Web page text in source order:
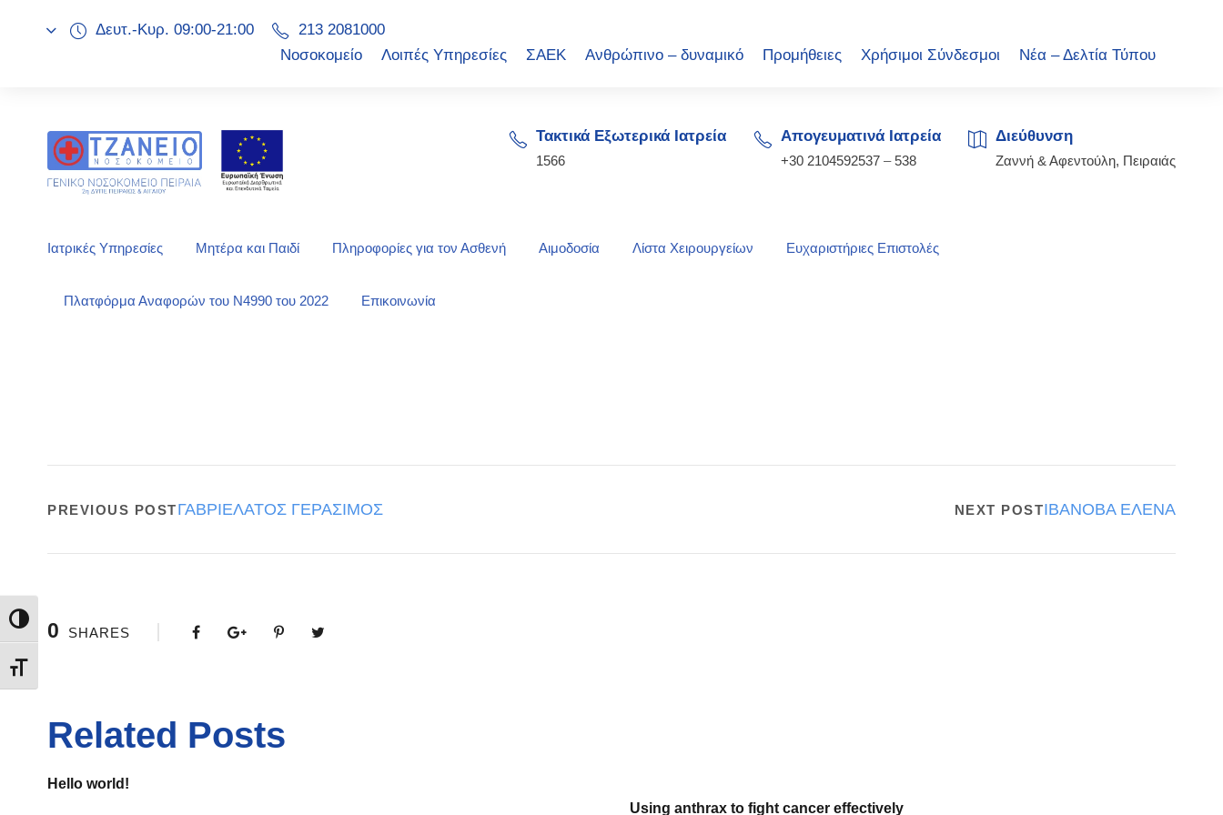
Εναλλαγή Υψηλής Αντίθεσης
Εναλλαγή Μεγέθους Γραμμάτων
Δευτ.-Κυρ. 09:00-21:00
213 2081000
Νοσοκομείο
Λοιπές Υπηρεσίες ΣΑΕΚ Ανθρώπινο – δυναμικό Προμήθειες Χρήσιμοι Σύνδεσμοι Νέα – Δελτία Τύπου
Τακτικά Εξωτερικά Ιατρεία
1566
Απογευματινά Ιατρεία
+30 2104592537 –538
Διεύθυνση
Ζαννή & Αφεντούλη, Πειραιάς
Ιατρικές Υπηρεσίες Μητέρα και Παιδί Πληροφορίες για τον Ασθενή Αιμοδοσία Λίστα Χειρουργείων Ευχαριστήριες Επιστολές
Πλατφόρμα Αναφορών του Ν4990 του 2022 Επικοινωνία
PREVIOUS POSTΓΑΒΡΙΕΛΑΤΟΣ ΓΕΡΑΣΙΜΟΣ NEXT POSTΙΒΑΝΟΒΑ ΕΛΕΝΑ
0 SHARES
Related Posts
Hello world!
Using anthrax to fight cancer effectively